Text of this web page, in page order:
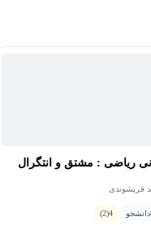
ریاضی : مشتق و انتگرال
قریشوندی
دانشجو 4
(2)